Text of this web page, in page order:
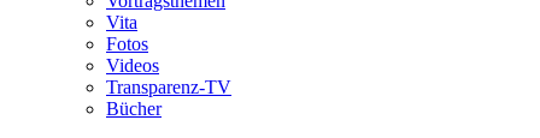
Vita
Fotos
Videos
Transparenz-TV
Bücher